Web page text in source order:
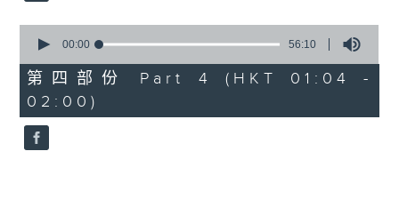
「花為媒(二)」
由 周雅琴、楊文蔚、 朱祝芬、傅頌
英 主唱
seconds
56
minutes,
10
seconds
00:00 56:10
第四部份 Part 4 (HKT 01:04 -
02:00)